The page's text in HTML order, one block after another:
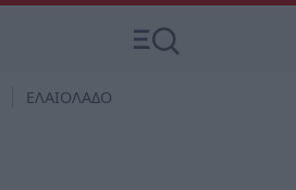
ΕΛΑΙΟΛΑΔΟ